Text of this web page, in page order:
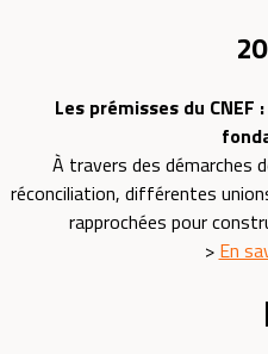
Les prémisses du
À travers des démarches
réconciliation, différentes
rapprochées pour
> En